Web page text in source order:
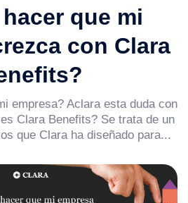
que mi
con Clara
empresa? Aclara esta duda con
Clara Benefits? Se trata de un
que Clara ha diseñado para...